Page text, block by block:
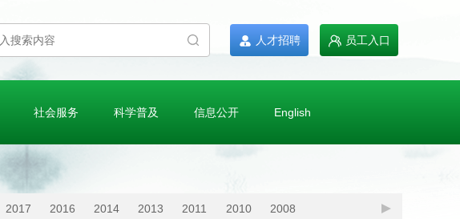
人才招聘 员工入口
社会服务 科学普及 信息公开 English
2017 2016 2014 2013 2011 2010 2008